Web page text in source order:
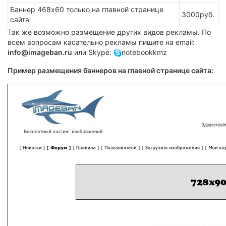
Баннер 468x60 только на главной странице
сайта
3000руб.
Так же возможно размещение других видов рекламы. По
всем вопросам касательно рекламы пишите на email:
info@imageban.ru или Skype: notebookkmz
Пример размещения баннеров на главной странице сайта: